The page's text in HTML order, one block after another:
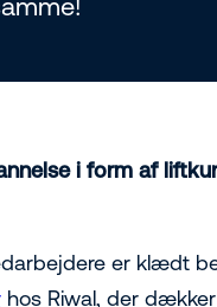
i form af
er klædt
hos Riwal, der